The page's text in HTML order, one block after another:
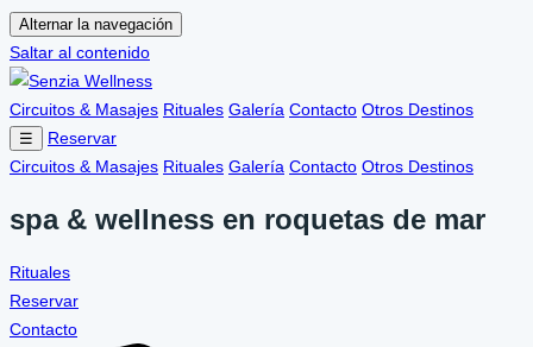
Alternar la navegación
Saltar al contenido
Circuitos & Masajes Rituales Galería Contacto Otros Destinos
☰
Reservar
Circuitos & Masajes Rituales Galería Contacto Otros Destinos
spa & wellness en roquetas de mar
Rituales
Reservar
Contacto